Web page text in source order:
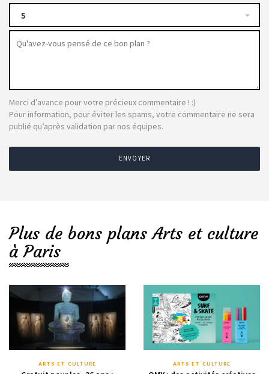
5
Merci d’avance pour votre précieux commentaire ! :)
Pour information, pour éviter les spams, votre commentaire ne sera
publié qu’après validation par nos équipes.
ENVOYER
Plus de bons plans Arts et culture
à Paris
ARTS ET CULTURE ARTS ET CULTURE